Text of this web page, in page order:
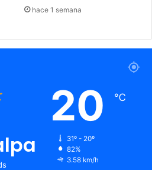
hace 1 semana
20 ℃
31º - 20º
82%
3.58 km/h